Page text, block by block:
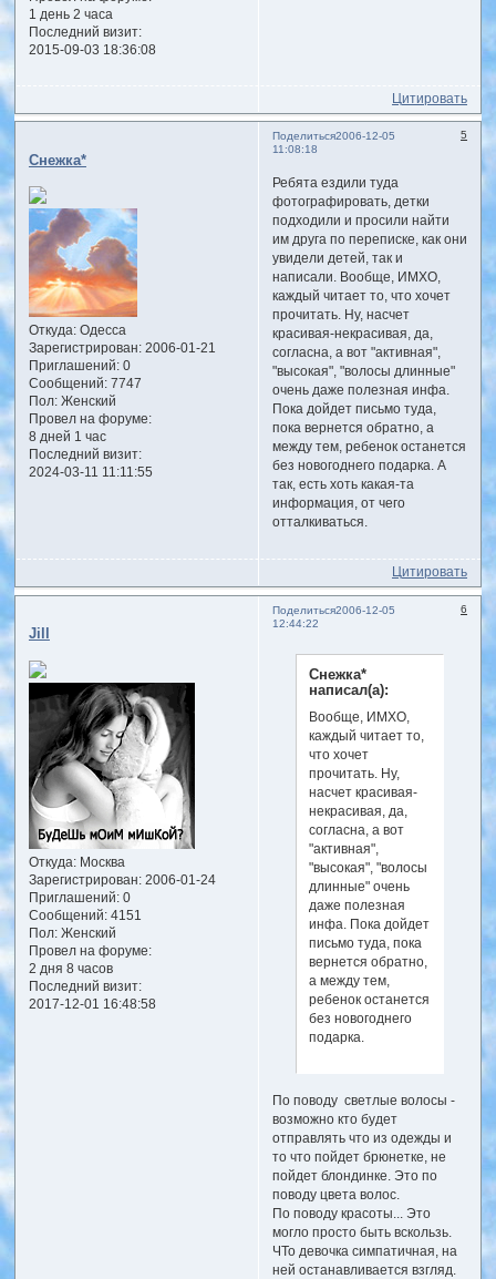
1 день 2 часа
Последний визит:
2015-09-03 18:36:08
Цитировать
Поделиться 5
2006-12-05
11:08:18
Снежка*
Откуда:Одесса
Зарегистрирован: 2006-01-21
Приглашений:0
Сообщений:7747
Пол:Женский
Провел на форуме:
8 дней 1 час
Последний визит:
2024-03-11 11:11:55
Ребята ездили туда
фотографировать, детки
подходили и просили найти
им друга по переписке, как они
увидели детей, так и
написали. Вообще, ИМХО,
каждый читает то, что хочет
прочитать. Ну, насчет
красивая-некрасивая, да,
согласна, а вот "активная",
"высокая", "волосы длинные"
очень даже полезная инфа.
Пока дойдет письмо туда,
пока вернется обратно, а
между тем, ребенок останется
без новогоднего подарка. А
так, есть хоть какая-та
информация, от чего
отталкиваться.
Цитировать
Поделиться 6
2006-12-05
12:44:22
Jill
Откуда:Москва
Зарегистрирован: 2006-01-24
Приглашений:0
Сообщений:4151
Пол:Женский
Провел на форуме:
2 дня 8 часов
Последний визит:
2017-12-01 16:48:58
Снежка*
написал(а):
Вообще, ИМХО,
каждый читает то,
что хочет
прочитать. Ну,
насчет красивая-
некрасивая, да,
согласна, а вот
"активная",
"высокая", "волосы
длинные" очень
даже полезная
инфа. Пока дойдет
письмо туда, пока
вернется обратно,
а между тем,
ребенок останется
без новогоднего
подарка.
По поводу светлые волосы -
возможно кто будет
отправлять что из одежды и
то что пойдет брюнетке, не
пойдет блондинке. Это по
поводу цвета волос.
По поводу красоты... Это
могло просто быть вскользь.
ЧТо девочка симпатичная, на
ней останавливается взгляд.